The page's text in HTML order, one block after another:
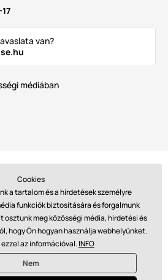
van?
médiában
Cookies
a tartalom és a hirdetések személyre
funkciók biztosítására és forgalmunk
osztunk meg közösségi média, hirdetési és
hogy Ön hogyan használja webhelyünket.
az információval.INFO
Nem